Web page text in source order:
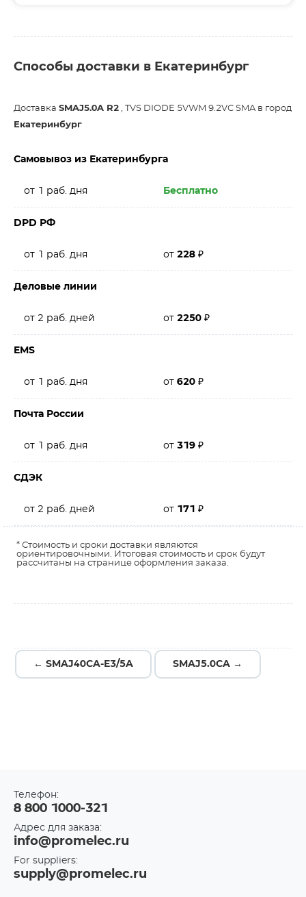
Способы доставки в Екатеринбург
Доставка SMAJ5.0A R2 , TVS DIODE 5VWM 9.2VC SMA в город
Екатеринбург
Самовывоз из Екатеринбурга
от 1 раб. дня Бесплатно
DPD РФ
от 1 раб. дня от 228 ₽
Деловые линии
от 2 раб. дней от 2250 ₽
EMS
от 1 раб. дня от 620 ₽
Почта России
от 1 раб. дня от 319 ₽
СДЭК
от 2 раб. дней от 171 ₽
* Стоимость и сроки доставки являются
ориентировочными. Итоговая стоимость и срок будут
рассчитаны на странице оформления заказа.
← SMAJ40CA-E3/5A SMAJ5.0CA →
Телефон:
8 800 1000-321
Адрес для заказа:
info@promelec.ru
For suppliers:
supply@promelec.ru